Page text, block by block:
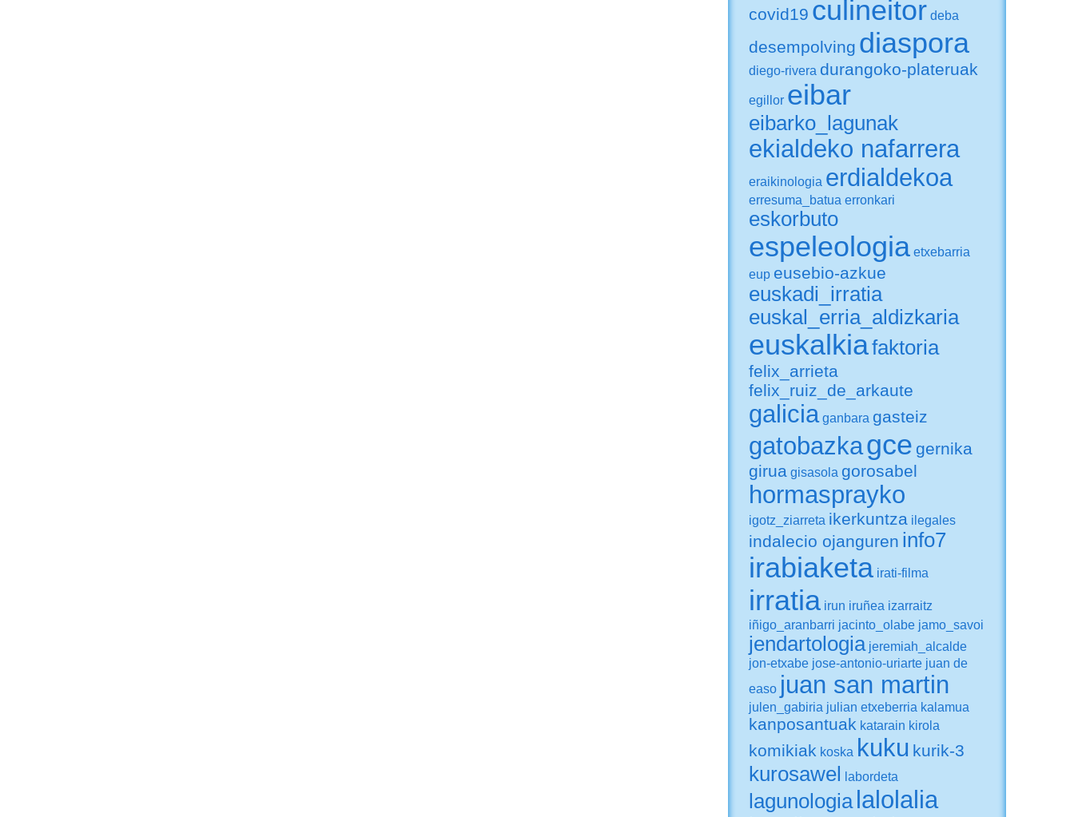
covid19 culineitor deba
desempolving diaspora
diego-rivera durangoko-plateruak
egillor eibar
eibarko_lagunak
ekialdeko nafarrera
eraikinologia erdialdekoa
erresuma_batua erronkari
eskorbuto
espeleologia etxebarria
eup eusebio-azkue
euskadi_irratia
euskal_erria_aldizkaria
euskalkiafaktoria
felix_arrieta
felix_ruiz_de_arkaute
galicia ganbara gasteiz
gatobazkagce gernika
girua gisasola gorosabel
hormasprayko
igotz_ziarreta ikerkuntza ilegales
indalecio ojanguren info7
irabiaketa irati-filma
irratia irun iruñea izarraitz
iñigo_aranbarri jacinto_olabe jamo_savoi
jendartologia jeremiah_alcalde
jon-etxabe jose-antonio-uriarte juan de
easo juan san martin
julen_gabiria julian etxeberria kalamua
kanposantuak katarain kirola
komikiak koska kuku kurik-3
kurosawel labordeta
lagunologia lalolalia